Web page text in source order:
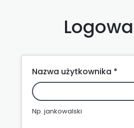
Nazwa użytkownika *
Np. jankowalski